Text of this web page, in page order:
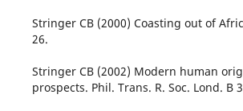
Stringer CB (2000) Coasting out of
26.
Stringer CB (2002) Modern human
prospects. Phil. Trans. R. Soc. Lond. B